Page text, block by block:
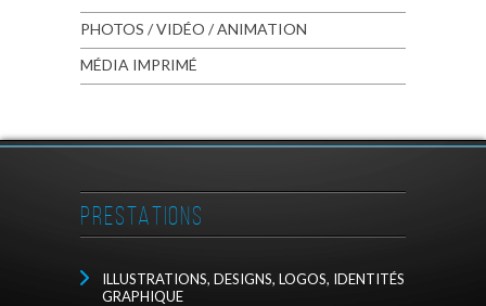
PHOTOS / VIDÉO / ANIMATION
MÉDIA IMPRIMÉ
PRESTATIONS
ILLUSTRATIONS, DESIGNS, LOGOS, IDENTITÉS
GRAPHIQUE